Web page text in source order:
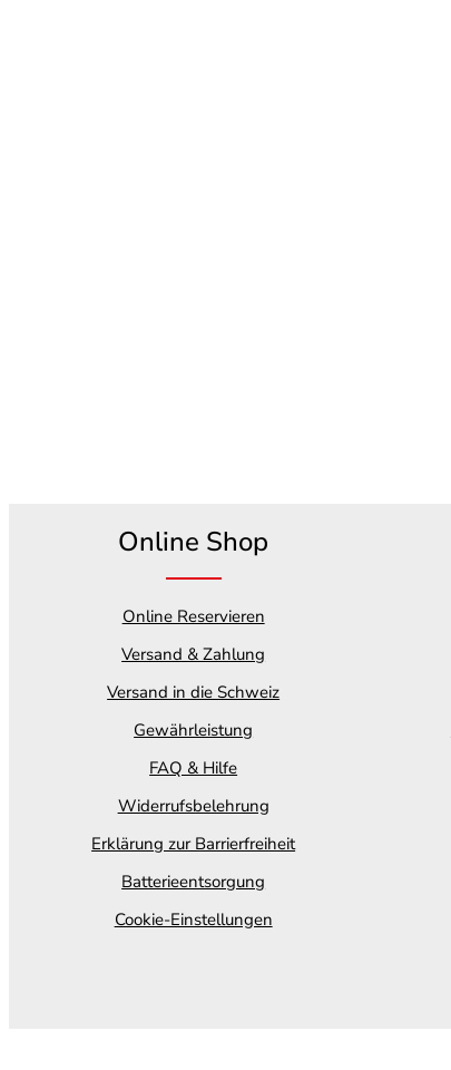
Online Shop
Online Reservieren
Versand & Zahlung
Versand in die Schweiz
Gewährleistung
FAQ & Hilfe
Widerrufsbelehrung
Erklärung zur Barrierfreiheit
Batterieentsorgung
Cookie-Einstellungen